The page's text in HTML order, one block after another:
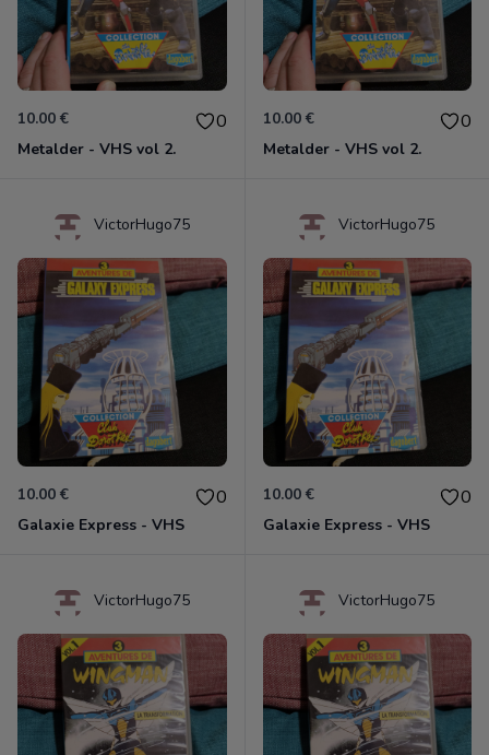
10.00 € 0
Metalder - VHS vol 2.
10.00 € 0
Metalder - VHS vol 2.
VictorHugo75
10.00 € 0
Galaxie Express - VHS
VictorHugo75
10.00 € 0
Galaxie Express - VHS
VictorHugo75 VictorHugo75